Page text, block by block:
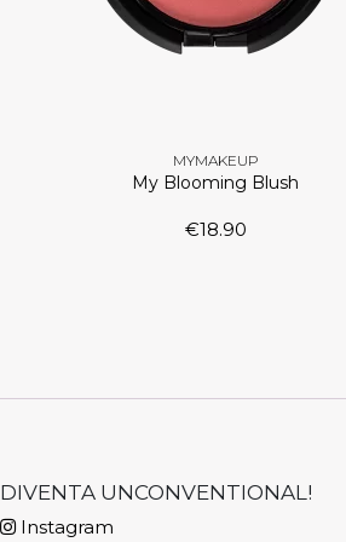
MYMAKEUP
My Blooming Blush
€18.90
DIVENTA UNCONVENTIONAL!
Instagram